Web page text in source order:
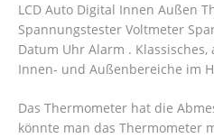
LCD Auto Digital Innen Außen
Spannungstester Voltmeter
Datum Uhr Alarm .
Innen- und Außenbereiche im
Das Thermometer hat die
könnte man das Thermometer